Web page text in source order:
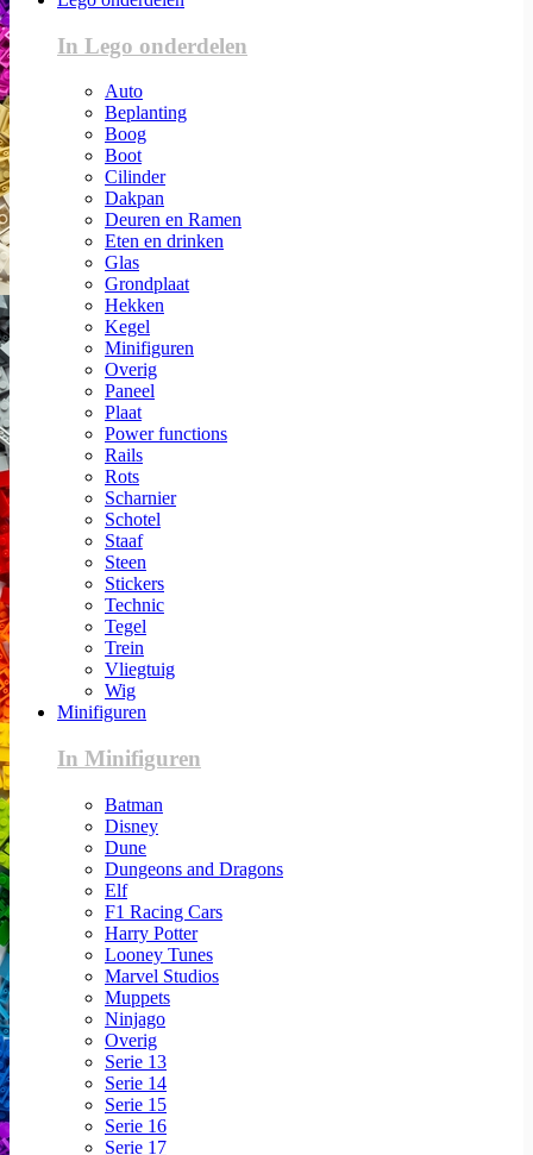
In Lego onderdelen
Auto
Beplanting
Boog
Boot
Cilinder
Dakpan
Deuren en Ramen
Eten en drinken
Glas
Grondplaat
Hekken
Kegel
Minifiguren
Overig
Paneel
Plaat
Power functions
Rails
Rots
Scharnier
Schotel
Staaf
Steen
Stickers
Technic
Tegel
Trein
Vliegtuig
Wig
Minifiguren
In Minifiguren
Batman
Disney
Dune
Dungeons and Dragons
Elf
F1 Racing Cars
Harry Potter
Looney Tunes
Marvel Studios
Muppets
Ninjago
Overig
Serie 13
Serie 14
Serie 15
Serie 16
Serie 17